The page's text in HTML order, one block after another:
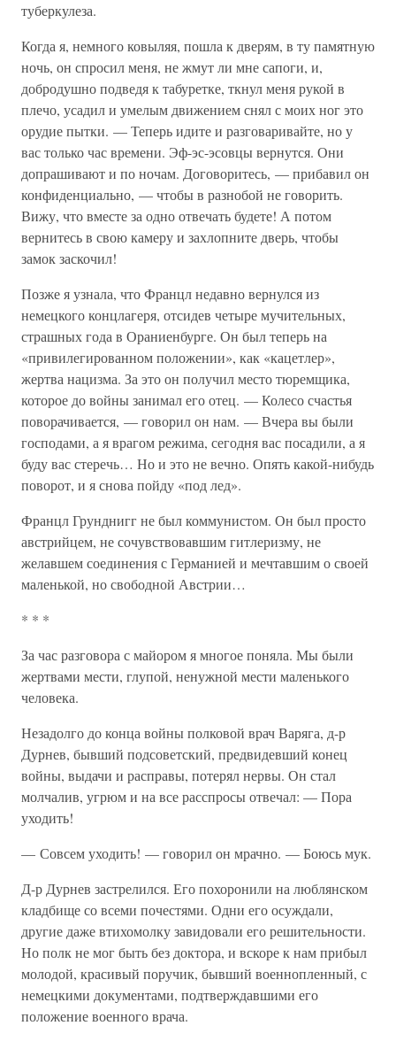
туберкулеза.
Когда я, немного ковыляя, пошла к дверям, в ту памятную
ночь, он спросил меня, не жмут ли мне сапоги, и,
добродушно подведя к табуретке, ткнул меня рукой в
плечо, усадил и умелым движением снял с моих ног это
орудие пытки. — Теперь идите и разговаривайте, но у
вас только час времени. Эф-эс-эсовцы вернутся. Они
допрашивают и по ночам. Договоритесь, — прибавил он
конфиденциально, — чтобы в разнобой не говорить.
Вижу, что вместе за одно отвечать будете! А потом
вернитесь в свою камеру и захлопните дверь, чтобы
замок заскочил!
Позже я узнала, что Францл недавно вернулся из
немецкого концлагеря, отсидев четыре мучительных,
страшных года в Ораниенбурге. Он был теперь на
«привилегированном положении», как «кацетлер»,
жертва нацизма. За это он получил место тюремщика,
которое до войны занимал его отец. — Колесо счастья
поворачивается, — говорил он нам. — Вчера вы были
господами, а я врагом режима, сегодня вас посадили, а я
буду вас стеречь… Но и это не вечно. Опять какой-нибудь
поворот, и я снова пойду «под лед».
Францл Грунднигг не был коммунистом. Он был просто
австрийцем, не сочувствовавшим гитлеризму, не
желавшем соединения с Германией и мечтавшим о своей
маленькой, но свободной Австрии…
* * *
За час разговора с майором я многое поняла. Мы были
жертвами мести, глупой, ненужной мести маленького
человека.
Незадолго до конца войны полковой врач Варяга, д-р
Дурнев, бывший подсоветский, предвидевший конец
войны, выдачи и расправы, потерял нервы. Он стал
молчалив, угрюм и на все расспросы отвечал: — Пора
уходить!
— Совсем уходить! — говорил он мрачно. — Боюсь мук.
Д-р Дурнев застрелился. Его похоронили на люблянском
кладбище со всеми почестями. Одни его осуждали,
другие даже втихомолку завидовали его решительности.
Но полк не мог быть без доктора, и вскоре к нам прибыл
молодой, красивый поручик, бывший военнопленный, с
немецкими документами, подтверждавшими его
положение военного врача.